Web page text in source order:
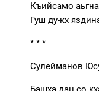
Къийсамо
Гуш ду-кх
* * *
Сулейманов